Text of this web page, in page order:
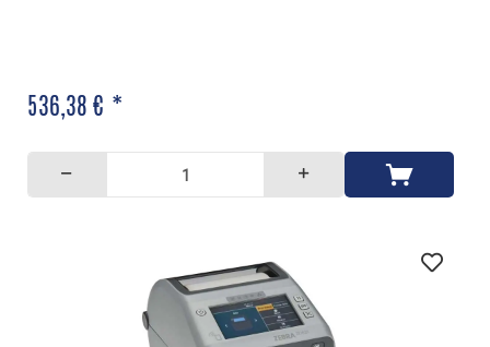
536,38 € *